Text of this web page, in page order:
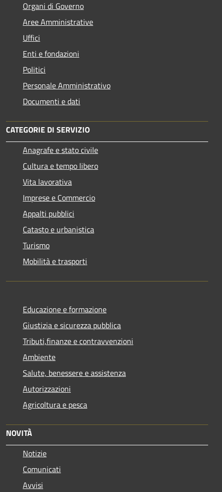
Organi di Governo
Aree Amministrative
Uffici
Enti e fondazioni
Politici
Personale Amministrativo
Documenti e dati
CATEGORIE DI SERVIZIO
Anagrafe e stato civile
Cultura e tempo libero
Vita lavorativa
Imprese e Commercio
Appalti pubblici
Catasto e urbanistica
Turismo
Mobilità e trasporti
Educazione e formazione
Giustizia e sicurezza pubblica
Tributi,finanze e contravvenzioni
Ambiente
Salute, benessere e assistenza
Autorizzazioni
Agricoltura e pesca
NOVITÀ
Notizie
Comunicati
Avvisi